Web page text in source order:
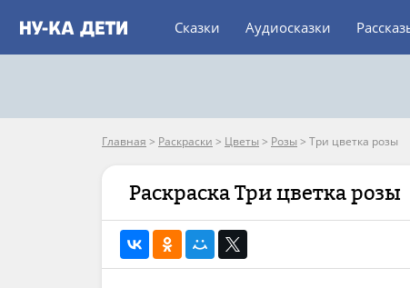
Сказки Аудиосказки
Главная > Раскраски > Цветы > Розы > Три цветка розы
Раскраска Три цветка розы